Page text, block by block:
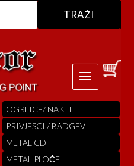
OGRLICE/ NAKIT
PRIVJESCI / BADGEVI
METAL CD
METAL PLOČE